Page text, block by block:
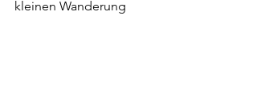
kleinen Wanderung